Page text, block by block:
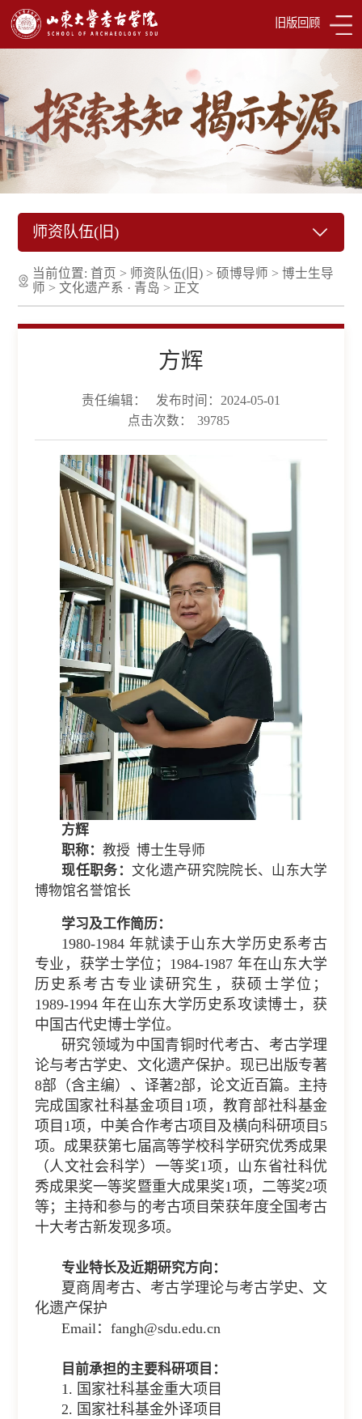
旧版回顾
师资队伍(旧)
当前位置:首页 > 师资队伍(旧) >硕博导师 >博士生导
师 >文化遗产系 · 青岛 > 正文
方辉
责任编辑：
发布时间：2024-05-01
点击次数：
39785
方辉
职称：教授 博士生导师
现任职务： 文化遗产研究院院长、山东大学
博物馆名誉馆长
学习及工作简历：
1980-1984 年就读于山东大学历史系考古
专业，获学士学位；1984-1987 年在山东大学
历史系考古专业读研究生，获硕士学位；
1989-1994 年在山东大学历史系攻读博士，获
中国古代史博士学位。
研究领域为中国青铜时代考古、考古学理
论与考古学史、文化遗产保护。现已出版专著
8部（含主编）、译著2部，论文近百篇。主持
完成国家社科基金项目1项，教育部社科基金
项目1项，中美合作考古项目及横向科研项目5
项。成果获第七届高等学校科学研究优秀成果
（人文社会科学）一等奖1项，山东省社科优
秀成果奖一等奖暨重大成果奖1项，二等奖2项
等；主持和参与的考古项目荣获年度全国考古
十大考古新发现多项。
专业特长及近期研究方向：
夏商周考古、考古学理论与考古学史、文
化遗产保护
Email：fangh@sdu.edu.cn
目前承担的主要科研项目：
1. 国家社科基金重大项目
2. 国家社科基金外译项目